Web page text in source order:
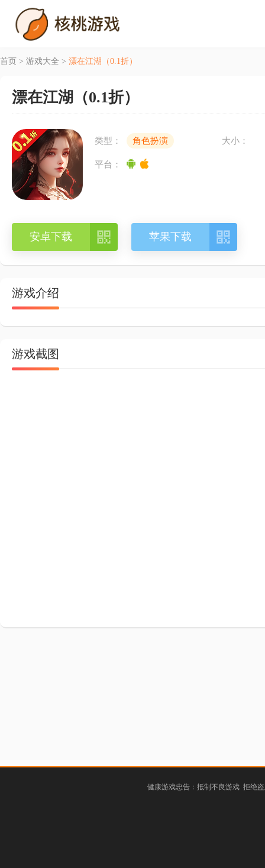
首页 > 游戏大全 > 漂在江湖（0.1折）
漂在江湖（0.1折）
类型： 角色扮演 大小：
平台：
安卓下载  苹果下载 
游戏介绍
游戏截图
健康游戏忠告：抵制不良游戏 拒绝